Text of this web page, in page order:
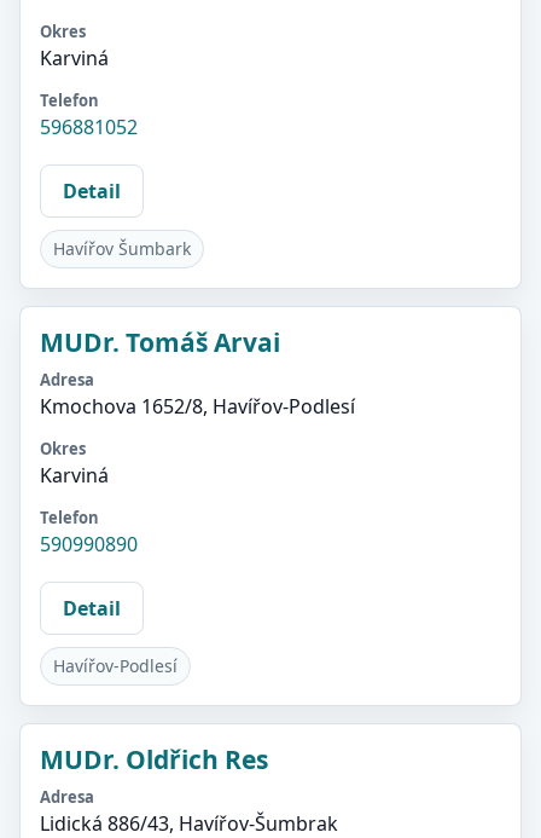
Okres
Karviná
Telefon
596881052
Detail
Havířov Šumbark
MUDr. Tomáš Arvai
Adresa
Kmochova 1652/8, Havířov-Podlesí
Okres
Karviná
Telefon
590990890
Detail
Havířov-Podlesí
MUDr. Oldřich Res
Adresa
Lidická 886/43, Havířov-Šumbrak